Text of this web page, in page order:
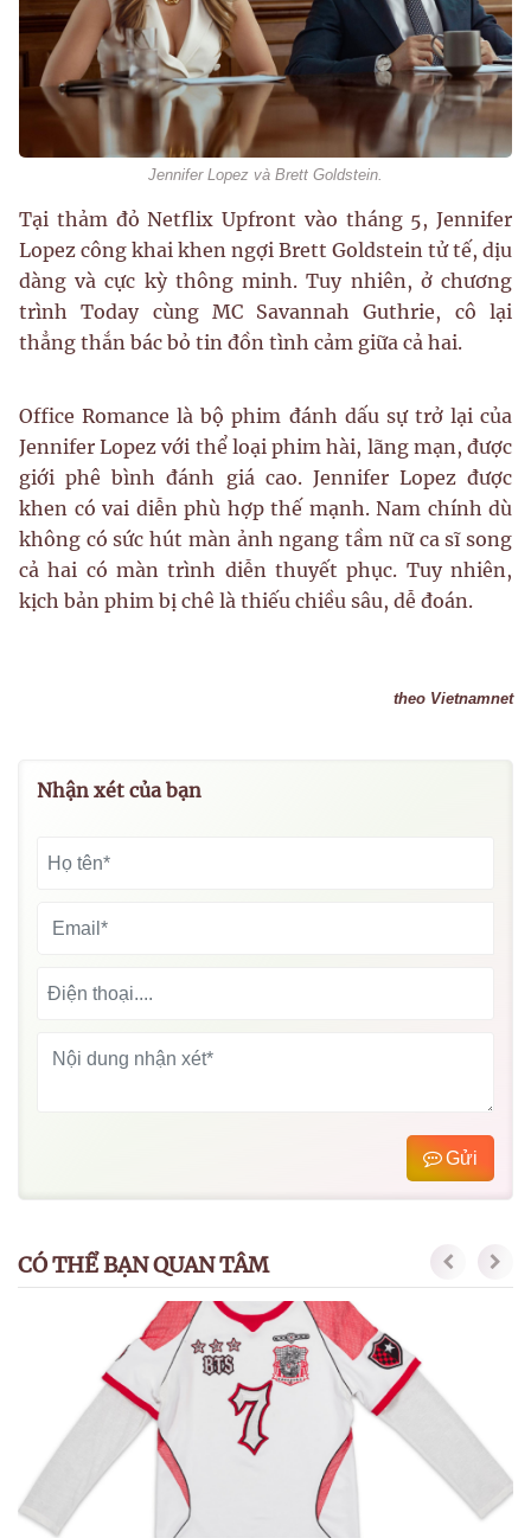
Jennifer Lopez và Brett Goldstein.
Tại thảm đỏ Netflix Upfront vào tháng 5, Jennifer
Lopez công khai khen ngợi Brett Goldstein tử tế, dịu
dàng và cực kỳ thông minh. Tuy nhiên, ở chương
trình Today cùng MC Savannah Guthrie, cô lại
thẳng thắn bác bỏ tin đồn tình cảm giữa cả hai.
Office Romance là bộ phim đánh dấu sự trở lại của
Jennifer Lopez với thể loại phim hài, lãng mạn, được
giới phê bình đánh giá cao. Jennifer Lopez được
khen có vai diễn phù hợp thế mạnh. Nam chính dù
không có sức hút màn ảnh ngang tầm nữ ca sĩ song
cả hai có màn trình diễn thuyết phục. Tuy nhiên,
kịch bản phim bị chê là thiếu chiều sâu, dễ đoán.
theo Vietnamnet
Nhận xét của bạn
Gửi
CÓ THỂ BẠN QUAN TÂM